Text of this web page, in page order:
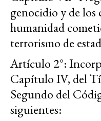
genocidio y de los
humanidad
terrorismo de
Artículo 2°:
Capítulo IV, del
Segundo del
siguientes: